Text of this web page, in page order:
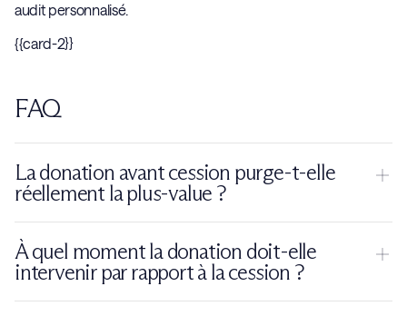
audit personnalisé.
{{card-2}}
FAQ
La donation avant cession purge-t-elle
réellement la plus-value ?
latente au profit du donataire qui reprend les titres pour leur
valeur au jour de la donation. Mais cette purge n'est valable
À quel moment la donation doit-elle
intervenir par rapport à la cession ?